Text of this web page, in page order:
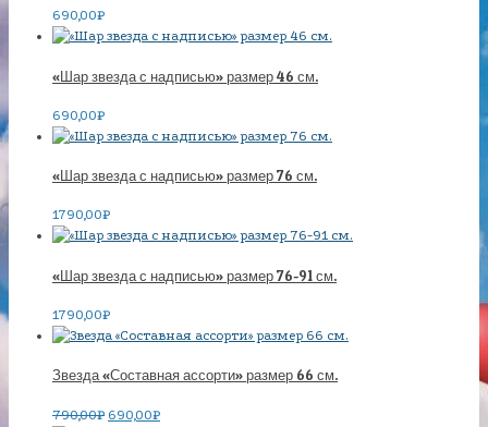
690,00₽
«Шар звезда с надписью» размер 46 см.
690,00₽
«Шар звезда с надписью» размер 76 см.
1790,00₽
«Шар звезда с надписью» размер 76-91 см.
1790,00₽
Звезда «Составная ассорти» размер 66 см.
790,00₽ 690,00₽